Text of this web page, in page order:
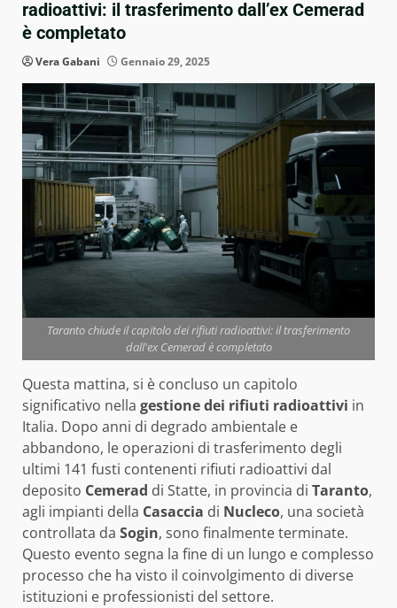
radioattivi: il trasferimento dall’ex Cemerad
è completato
Vera Gabani Gennaio 29, 2025
Taranto chiude il capitolo dei rifiuti radioattivi: il trasferimento
dall'ex Cemerad è completato
Questa mattina, si è concluso un capitolo
significativo nella gestione dei rifiuti radioattivi in
Italia. Dopo anni di degrado ambientale e
abbandono, le operazioni di trasferimento degli
ultimi 141 fusti contenenti rifiuti radioattivi dal
deposito Cemerad di Statte, in provincia di Taranto,
agli impianti della Casaccia di Nucleco, una società
controllata da Sogin, sono finalmente terminate.
Questo evento segna la fine di un lungo e complesso
processo che ha visto il coinvolgimento di diverse
istituzioni e professionisti del settore.